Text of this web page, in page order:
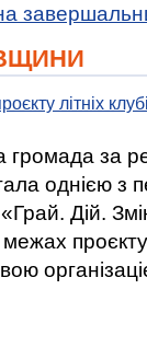
літніх
громада за
однією
«Грай. Дій.
межах